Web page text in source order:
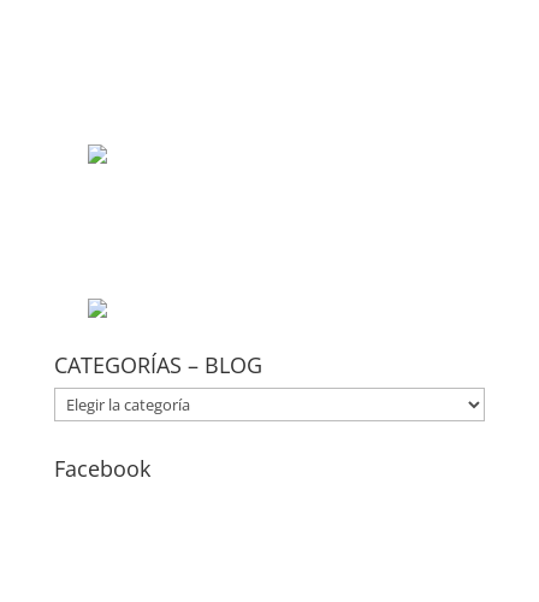
CATEGORÍAS – BLOG
CATEGORÍAS
–
Facebook